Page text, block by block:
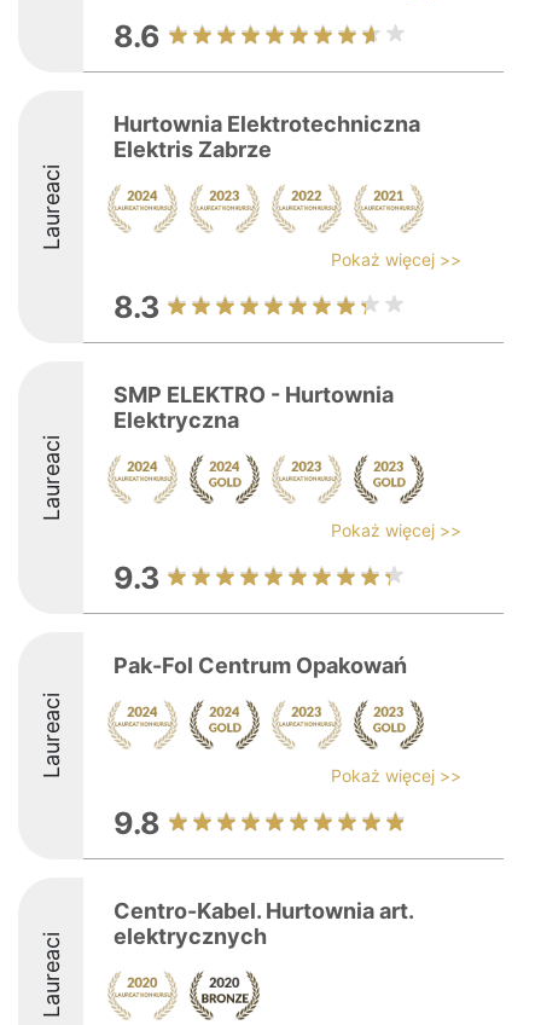
8.6
Laureaci
Hurtownia Elektrotechniczna
Elektris Zabrze
Pokaż więcej >>
8.3
Laureaci
SMP ELEKTRO - Hurtownia
Elektryczna
Pokaż więcej >>
9.3
Laureaci
Pak-Fol Centrum Opakowań
Pokaż więcej >>
9.8
Laureaci
Centro-Kabel. Hurtownia art.
elektrycznych